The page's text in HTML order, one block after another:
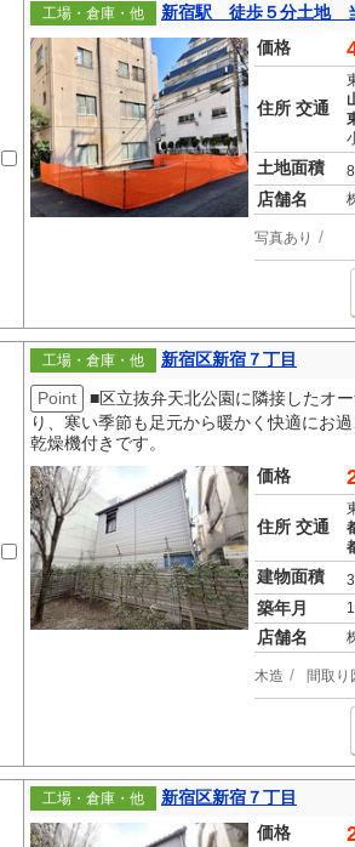
工場・倉庫・他
新宿駅 徒歩５分土地
価格
住所 交通
土地面積
店舗名
写真あり
工場・倉庫・他
新宿区新宿７丁目
Point
■区立抜弁天北公園に隣接したオ
り、寒い季節も足元から暖かく快適にお
乾燥機付きです。
価格
住所 交通
建物面積
築年月
店舗名
木造 間取り
工場・倉庫・他
新宿区新宿７丁目
価格